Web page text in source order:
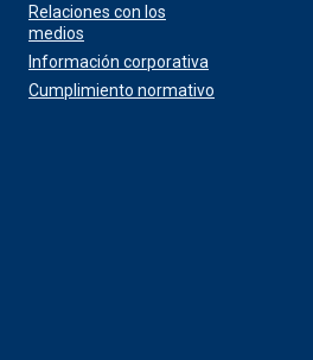
Relaciones con los
medios
Información corporativa
Cumplimiento normativo